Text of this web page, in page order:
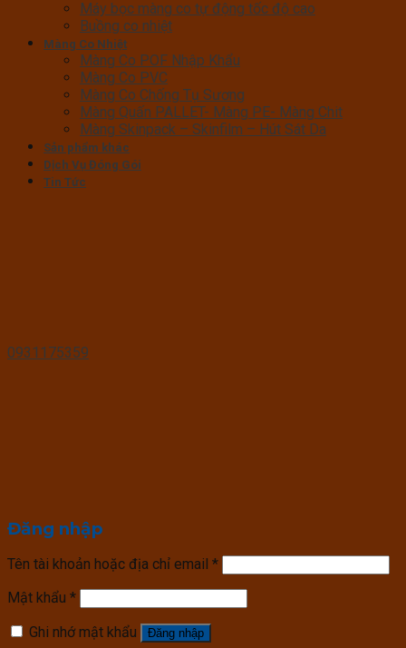
Máy bọc màng co tự động tốc độ cao
Buồng co nhiệt
Màng Co Nhiệt
Màng Co POF Nhập Khẩu
Màng Co PVC
Màng Co Chống Tụ Sương
Màng Quấn PALLET- Màng PE- Màng Chit
Màng Skinpack – Skinfilm – Hút Sát Da
Sản phẩm khác
Dịch Vụ Đóng Gói
Tin Tức
0931175359
Đăng nhập
Tên tài khoản hoặc địa chỉ email *
Mật khẩu *
Ghi nhớ mật khẩu
Đăng nhập